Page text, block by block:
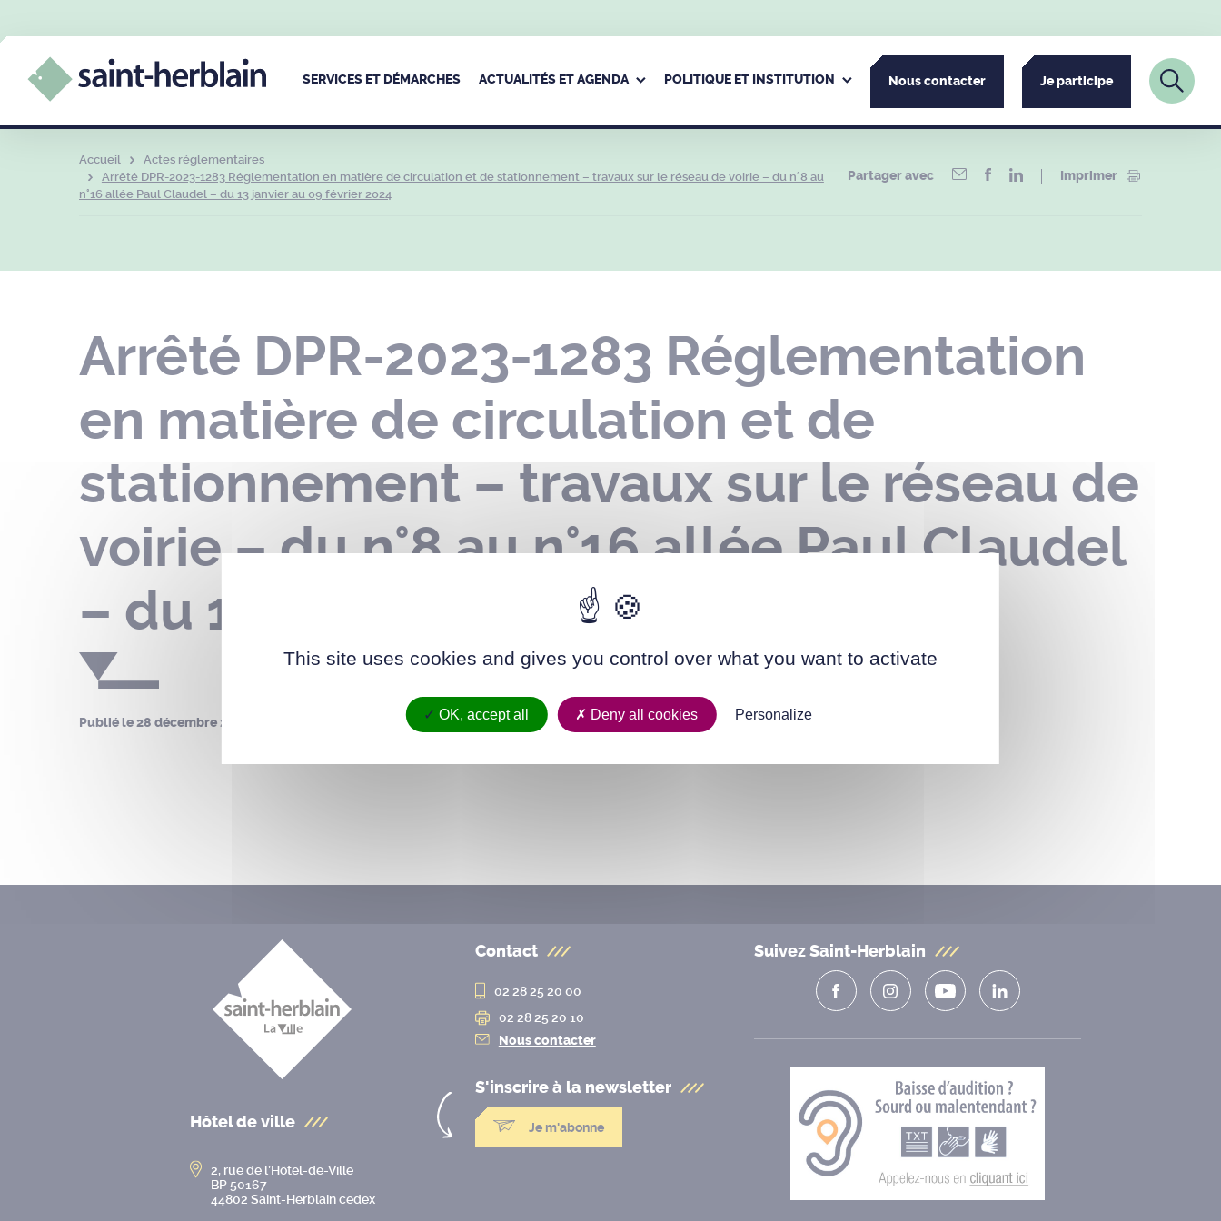
SERVICES ET DÉMARCHES ACTUALITÉS ET AGENDA POLITIQUE ET INSTITUTION Nous contacter Je participe
Accueil
Actes réglementaires
Arrêté DPR-2023-1283 Réglementation en matière de circulation et de stationnement – travaux sur le réseau de voirie – du n°8 au
n°16 allée Paul Claudel – du 13 janvier au 09 février 2024
Partager avec Imprimer
Arrêté DPR-2023-1283 Réglementation
en matière de circulation et de
stationnement – travaux sur le réseau de
voirie – du n°8 au n°16 allée Paul Claudel
– du 13 janvier au 09 février 2024
Publié le28 décembre 2023
Hôtel de ville
2, rue de l’Hôtel-de-Ville
BP 50167
44802 Saint-Herblain cedex
Contact
02 28 25 20 00
02 28 25 20 10
Nous contacter
S'inscrire à la newsletter
Je m'abonne
Suivez Saint-Herblain
This site uses cookies and gives you control over what you want to activate
OK, accept all Deny all cookies Personalize